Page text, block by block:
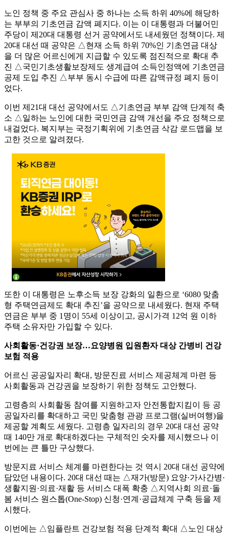
노인 정책 중 주요 관심사 중 하나는 소득 하위 40%에 해당하
는 부부의 기초연금 감액 폐지다. 이는 이 대통령과 더불어민
주당이 제20대 대통령 선거 공약에서도 내세웠던 정책이다. 제
20대 대선 때 공약은 △현재 소득 하위 70%인 기초연금 대상
을 더 많은 어르신에게 지급할 수 있도록 점진적으로 확대 추
진 △국민기초생활보장제도 생계급여 소득인정액에 기초연금
공제 도입 추진 △부부 동시 수급에 따른 감액규정 폐지 등이
었다.
이번 제21대 대선 공약에서도 △기초연금 부부 감액 단계적 축
소 △일하는 노인에 대한 국민연금 감액 개선을 주요 정책으로
내걸었다. 복지부는 국정기획위에 기초연금 삭감 로드맵을 보
고한 것으로 알려졌다.
또한 이 대통령은 노후소득 보장 강화의 일환으로 ‘6080 맞춤
형 주택연금제도 확대 추진’을 공약으로 내세웠다. 현재 주택
연금은 부부 중 1명이 55세 이상이고, 공시가격 12억 원 이하
주택 소유자만 가입할 수 있다.
사회활동·건강권 보장…요양병원 입원환자 대상 간병비 건강
보험 적용
어르신 공공일자리 확대, 방문진료 서비스 제공체계 마련 등
사회활동과 건강권을 보장하기 위한 정책도 고안했다.
고령층의 사회활동 참여를 지원하고자 안전통합지킴이 등 공
공일자리를 확대하고 국민 맞춤형 관광 프로그램(실버여행)을
제공할 계획도 세웠다. 고령층 일자리의 경우 20대 대선 공약
때 140만 개로 확대하겠다는 구체적인 숫자를 제시했으나 이
번에는 큰 틀만 구상했다.
방문지료 서비스 체계를 마련한다는 것 역시 20대 대선 공약에
담았던 내용이다. 20대 대선 때는 △재가(방문) 요양·가사간병·
생활지원·의료·재활 등 서비스 대폭 확충 △지역사회 의료·돌
봄 서비스 원스톱(One-Stop) 신청·연계·공급체계 구축 등을 제
시했다.
이번에는 △임플란트 건강보험 적용 단계적 확대 △노인 대상